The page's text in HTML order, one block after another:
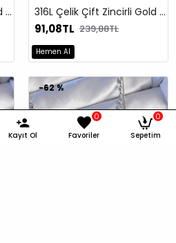
316L Çelik Çift Zincirli Gold Renk Topçuk İtalyan Model Kolye 316L Çelik Çift Zincirli Gold Renk Topçuk Model Kolye
91,08TL 239,88TL
Hemen Al
-62 %
Kayıt Ol Favoriler
0
Sepetim
0